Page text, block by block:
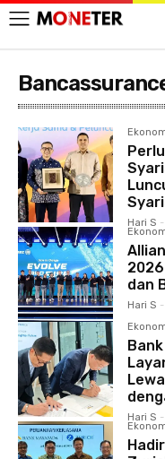
Hari S -
dan
Hari S -
Hari S -